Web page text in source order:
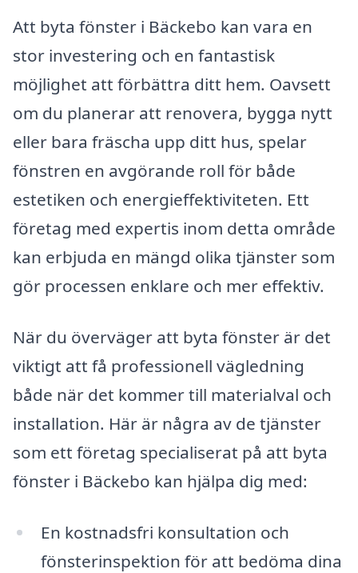
Att byta fönster i Bäckebo kan vara en
stor investering och en fantastisk
möjlighet att förbättra ditt hem. Oavsett
om du planerar att renovera, bygga nytt
eller bara fräscha upp ditt hus, spelar
fönstren en avgörande roll för både
estetiken och energieffektiviteten. Ett
företag med expertis inom detta område
kan erbjuda en mängd olika tjänster som
gör processen enklare och mer effektiv.
När du överväger att byta fönster är det
viktigt att få professionell vägledning
både när det kommer till materialval och
installation. Här är några av de tjänster
som ett företag specialiserat på att byta
fönster i Bäckebo kan hjälpa dig med:
En kostnadsfri konsultation och
fönsterinspektion för att bedöma dina